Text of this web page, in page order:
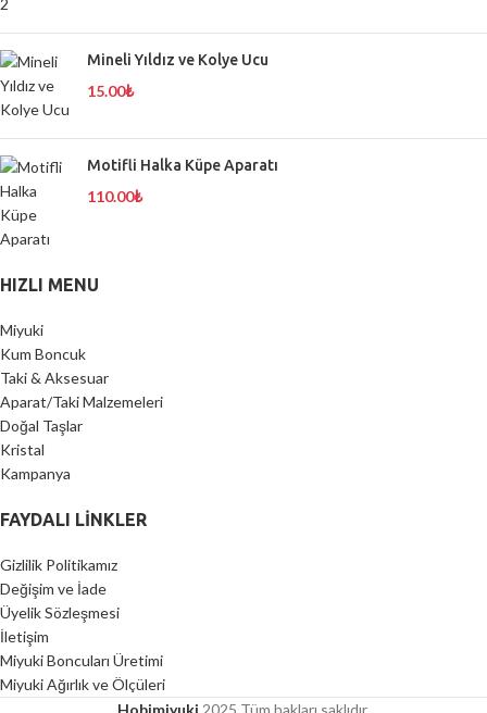
Mineli Yıldız ve Kolye Ucu
15.00₺
Motifli Halka Küpe Aparatı
110.00₺
HIZLI MENU
Miyuki
Kum Boncuk
Taki & Aksesuar
Aparat/Taki Malzemeleri
Doğal Taşlar
Kristal
Kampanya
FAYDALI LİNKLER
Gizlilik Politikamız
Değişim ve İade
Üyelik Sözleşmesi
İletişim
Miyuki Boncuları Üretimi
Miyuki Ağırlık ve Ölçüleri
Hobimiyuki 2025 Tüm hakları saklıdır.